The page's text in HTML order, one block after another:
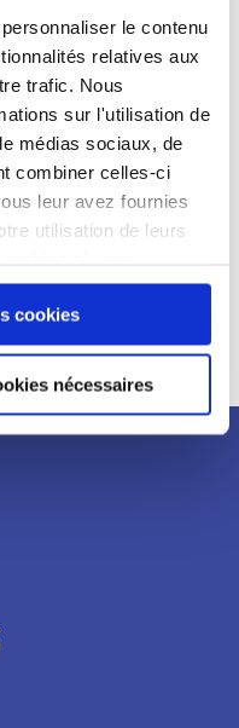
le contenu
relatives aux
trafic. Nous
sur l'utilisation de
médias sociaux, de
combiner celles-ci
leur avez fournies
utilisation de leurs
cookies
nécessaires